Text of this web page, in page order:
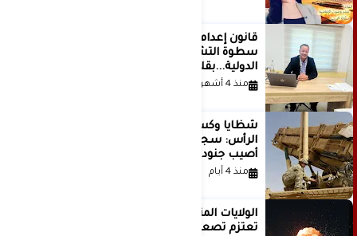
قانون إعدام الأسرى الفلسطينيين: بين
سطوة التشريع وانهيار منظومة العدالة
الدولية...بقلم الدكتور وسيم وني
منذ 4 أشهر
شظايا وكسور في العظام وإصابات في
الرأس: سجلات جديدة تكشف كيف
أصيب جنود أمريكيون في الحرب الإيرانية
منذ 4 أيام
الولايات المتحدة أبلغت إسرائيل بأنها
تعتزم تصعيد هجماتها على إيران